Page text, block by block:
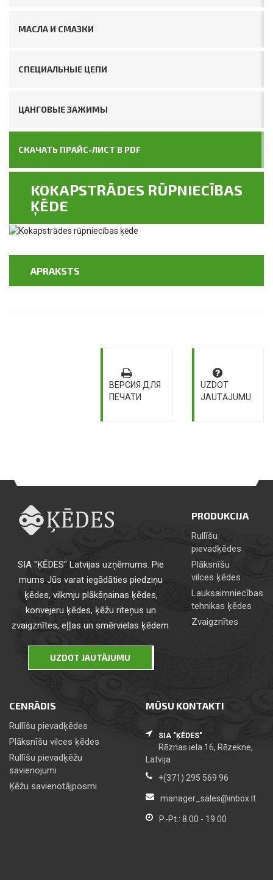
МАСЛА И СМАЗКИ
СПЕЦИАЛЬНЫЕ ЦЕПИ
ЦАНГОВЫЕ ЗАЖИМЫ
СКАЧАТЬ ПРАЙС-ЛИСТ В PDF
KOKAPSTRĀDES RŪPNIECĪBAS
ĶĒDE
APRAKSTS
ВЕРСИЯ ДЛЯ
ПЕЧАТИ
UZDOT
JAUTĀJUMU
SIA "ĶĒDES" Latvijas uzņēmums. Pie
mums Jūs varat iegādāties piedziņu
ķēdes, vilkmju plākšņainas ķēdes,
konvejeru ķēdes, ķēžu riteņus un
zvaigznītes, eļļas un smērvielas ķēdem.
UZDOT JAUTĀJUMU
PRODUKCIJA
Rullīšu
pievadķēdes
Plāksnīšu
vilces ķēdes
Lauksaimniecības
tehnikas ķēdes
Zvaigznītes
CENRĀDIS
Rullīšu pievadķēdes
Plāksnīšu vilces ķēdes
Rullīšu pievadķēžu
savienojumi
Ķēžu savienotājposmi
MŪSU KONTAKTI
SIA "ĶĒDES"
Rēznas iela 16, Rēzekne,
Latvija
+(371) 295 569 96
manager_sales@inbox.lt
P.-Pt.: 8.00 - 19.00